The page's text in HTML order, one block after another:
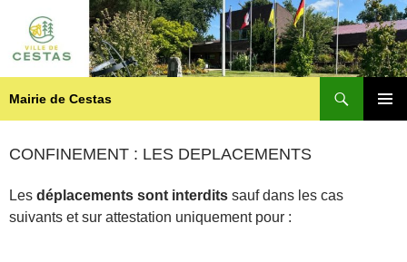
Mairie de Cestas
CONTENU
CONFINEMENT : LES DEPLACEMENTS
Les déplacements sont interdits sauf dans les cas
suivants et sur attestation uniquement pour :